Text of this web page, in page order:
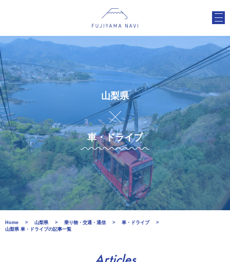
山梨県
車・ドライブ
Home 山梨県 乗り物・交通・通信
車・ドライブ
山梨県 車・ドライブの記事一覧